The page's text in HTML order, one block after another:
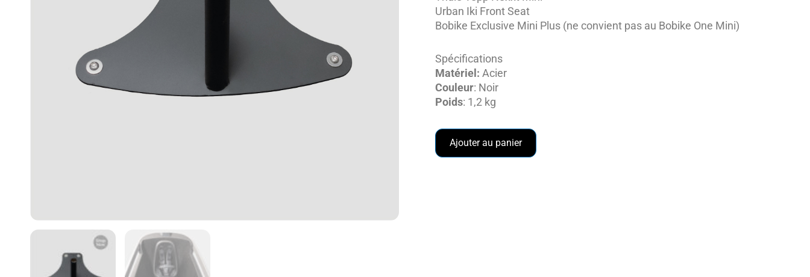
Urban Iki Front Seat
Bobike Exclusive Mini Plus (ne convient pas au Bobike One Mini)
Spécifications
Matériel: Acier
Couleur: Noir
Poids: 1,2 kg
Ajouter au panier